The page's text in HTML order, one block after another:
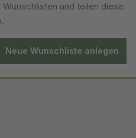
und teilen diese
Neue Wunschliste anlegen